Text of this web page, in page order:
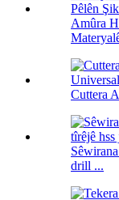
Amûra
Cuttera
drill ...